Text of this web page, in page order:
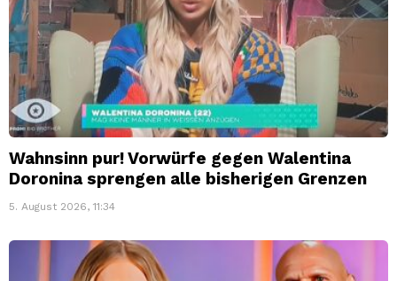
Wahnsinn pur! Vorwürfe gegen Walentina
Doronina sprengen alle bisherigen Grenzen
5. August 2026, 11:34